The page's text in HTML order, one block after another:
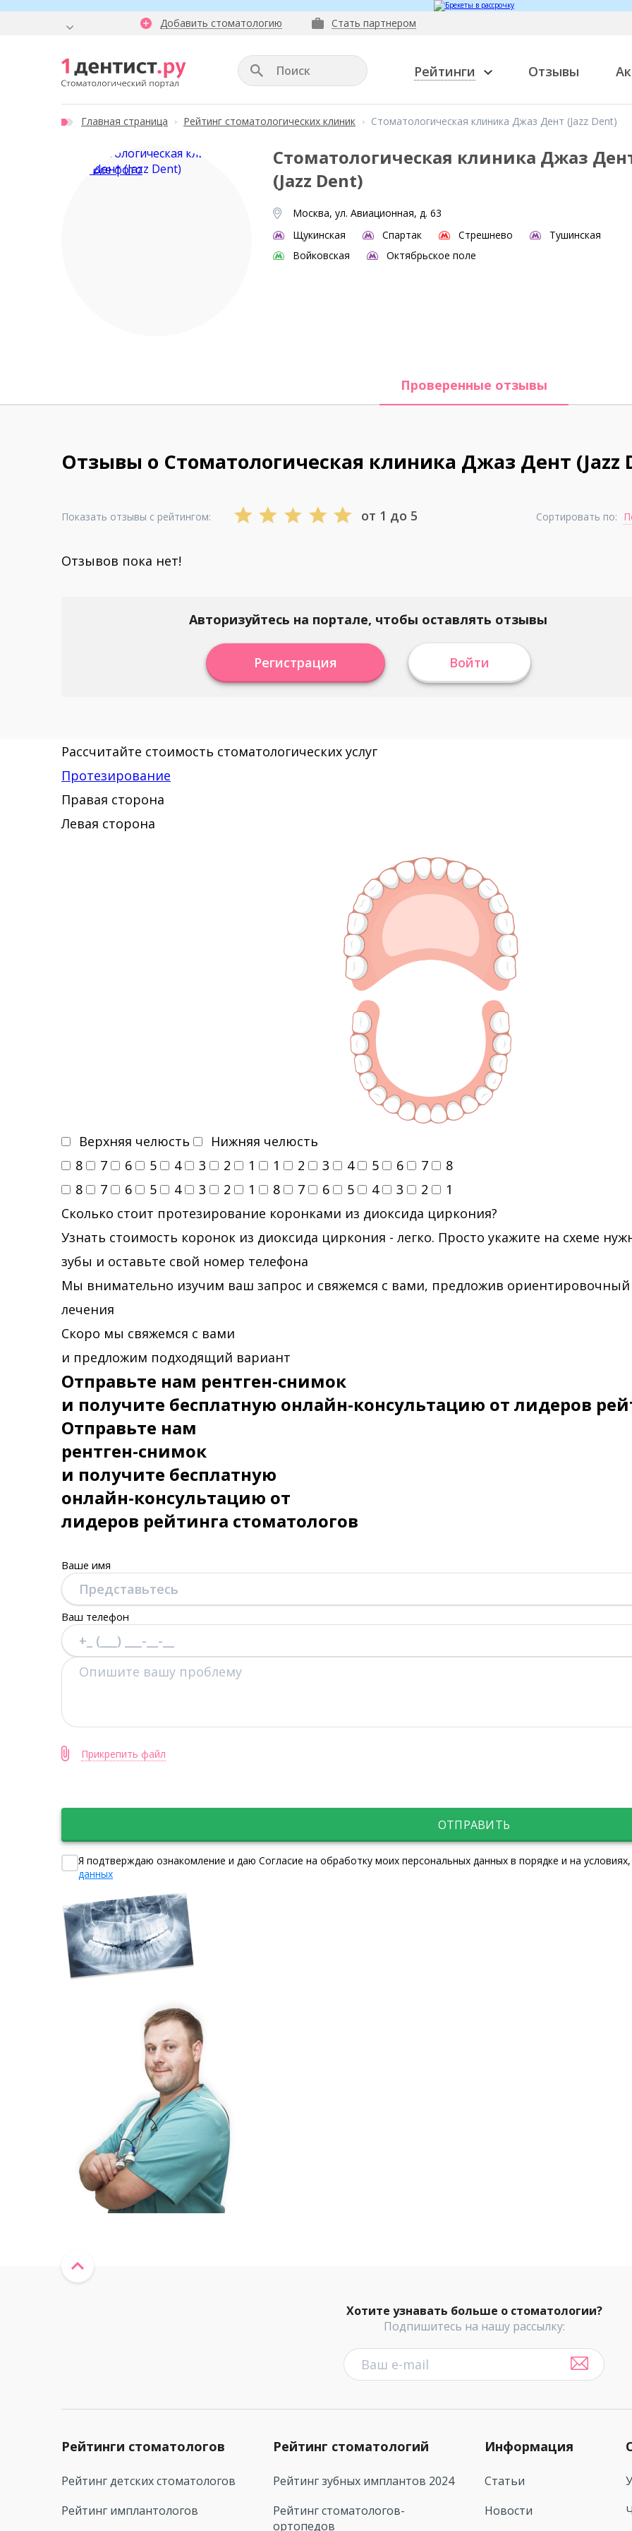
Добавить стоматологию Стать партнером
Рейтинги Отзывы
Главная страница Рейтинг стоматологических клиник Стоматологическая клиника Джаз Дент (Jazz Dent)
Все фото
Стоматологическая клиника Джаз
(Jazz Dent)
Москва, ул. Авиационная, д. 63
Щукинская
Спартак Стрешнево
Тушинская
Войковская
Октябрьское поле
Проверенные отзывы
Отзывы о Стоматологическая клиника Джаз Дент (Jazz
Показать отзывы с рейтингом: от 1 до 5 Сортировать по:
Отзывов пока нет!
Авторизуйтесь на портале, чтобы оставлять отзывы
Регистрация Войти
Рассчитайте стоимость стоматологических услуг
Протезирование
Правая сторона
Левая сторона
Верхняя челюсть
Нижняя челюсть
8
7 6 5 4 3 2 1 1 2 3 4 5 6 7
8
8
7 6 5 4 3 2 1 8 7 6 5 4 3 2
1
Сколько стоит протезирование коронками из диоксида циркония?
Узнать стоимость коронок из диоксида циркония - легко. Просто укажите на схеме
зубы и оставьте свой номер телефона
Мы внимательно изучим ваш запрос и свяжемся с вами, предложив
лечения
Скоро мы свяжемся с вами
и предложим подходящий вариант
Отправьте нам рентген-снимок
и получите бесплатную онлайн-консультацию от лидеров
Отправьте нам
рентген-снимок
и получите бесплатную
онлайн-консультацию от
лидеров рейтинга стоматологов
Ваше имя
Ваш телефон
Прикрепить файл
ОТПРАВИТЬ
Я подтверждаю ознакомление и даю Согласие на обработку моих персональных данных в порядке и на
данных
Хотите узнавать больше о стоматологии?
Подпишитесь на нашу рассылку:
Рейтинги стоматологов
Рейтинг детских стоматологов
Рейтинг имплантологов
Рейтинг стоматологий
Рейтинг зубных имплантов 2024
Рейтинг стоматологов-
ортопедов
Информация
Статьи
Новости